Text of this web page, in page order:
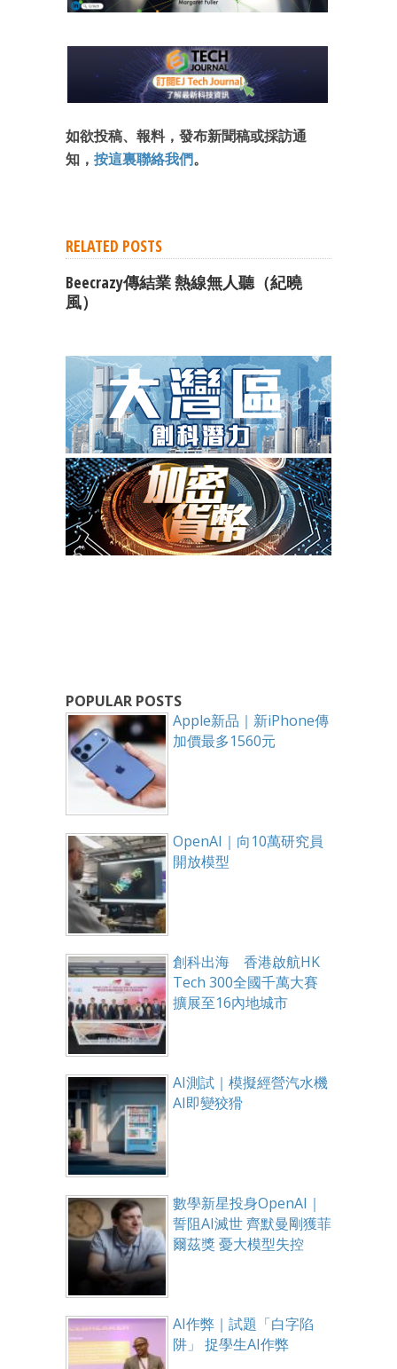
如欲投稿、報料，發布新聞稿或採訪通
知， 按這裏聯絡我們。
RELATED POSTS
Beecrazy傳結業 熱線無人聽（紀曉
風）
POPULAR POSTS
Apple新品｜新iPhone傳
加價最多1560元
OpenAI｜向10萬研究員
開放模型
創科出海 香港啟航HK
Tech 300全國千萬大賽
擴展至16內地城市
AI測試｜模擬經營汽水機
AI即變狡猾
數學新星投身OpenAI｜
誓阻AI滅世 齊默曼剛獲菲
爾茲獎 憂大模型失控
AI作弊｜試題「白字陷
阱」 捉學生AI作弊
成為 EJ Tech 會員
最新資訊（附創業懶人包）
箱！